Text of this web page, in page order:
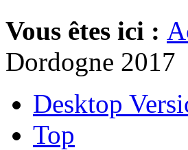
Vous êtes ici :
Dordogne 2017
Desktop
Top